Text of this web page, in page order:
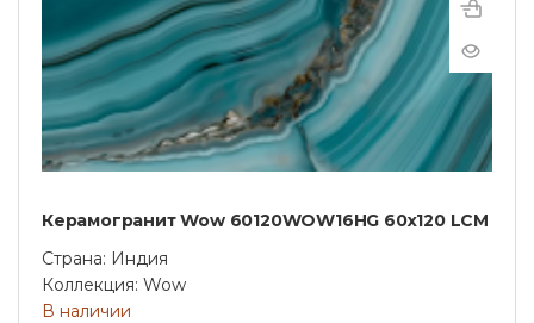
Керамогранит Wow 60120WOW16HG 60х120 LCM
Страна: Индия
Коллекция: Wow
В наличии